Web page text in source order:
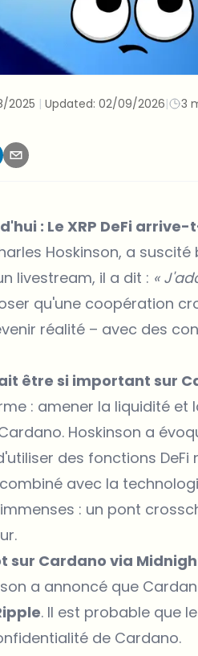
2025 | Updated: 02/09/2026| 3
: Le XRP DeFi
Hoskinson, a
livestream, il a dit : «
qu'une coopération
réalité – avec des
être si important sur
: amener la liquidité
Hoskinson a
des fonctions
avec la
: un pont
sur Cardano via
a annoncé que
. Il est probable que
de Cardano.